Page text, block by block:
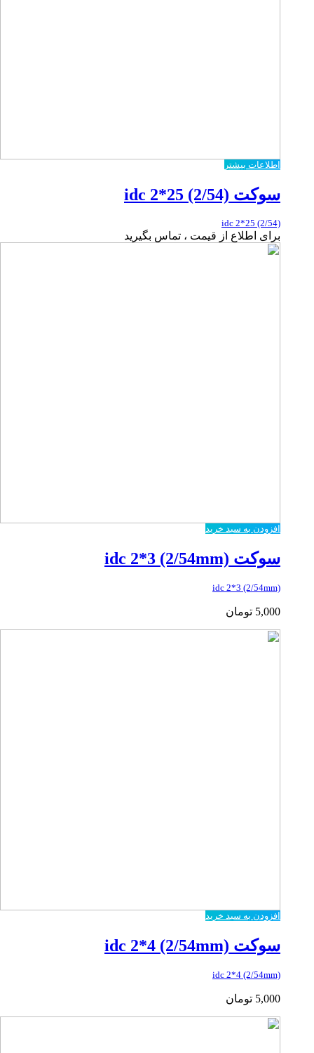
اطلاعات بیشتر
سوکت idc 2*25 (2/54)
idc 2*25 (2/54)
برای اطلاع از قیمت ، تماس بگیرید
افزودن به سبد خرید
سوکت idc 2*3 (2/54mm)
idc 2*3 (2/54mm)
5,000 تومان
افزودن به سبد خرید
سوکت idc 2*4 (2/54mm)
idc 2*4 (2/54mm)
5,000 تومان